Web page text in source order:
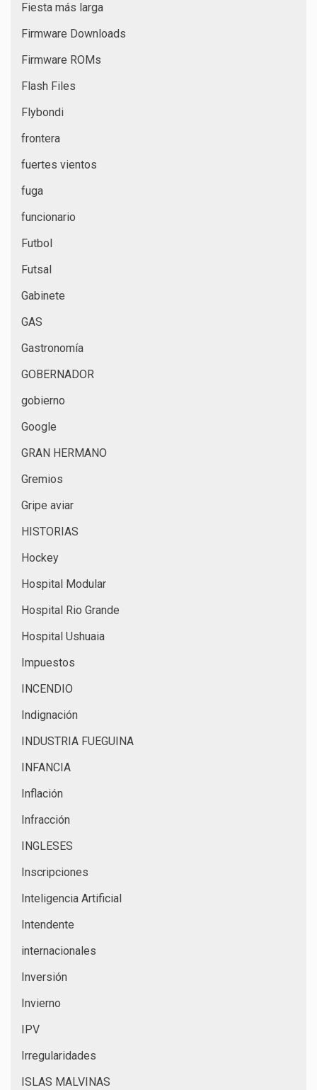
Fiesta más larga
Firmware Downloads
Firmware ROMs
Flash Files
Flybondi
frontera
fuertes vientos
fuga
funcionario
Futbol
Futsal
Gabinete
GAS
Gastronomía
GOBERNADOR
gobierno
Google
GRAN HERMANO
Gremios
Gripe aviar
HISTORIAS
Hockey
Hospital Modular
Hospital Rio Grande
Hospital Ushuaia
Impuestos
INCENDIO
Indignación
INDUSTRIA FUEGUINA
INFANCIA
Inflación
Infracción
INGLESES
Inscripciones
Inteligencia Artificial
Intendente
internacionales
Inversión
Invierno
IPV
Irregularidades
ISLAS MALVINAS